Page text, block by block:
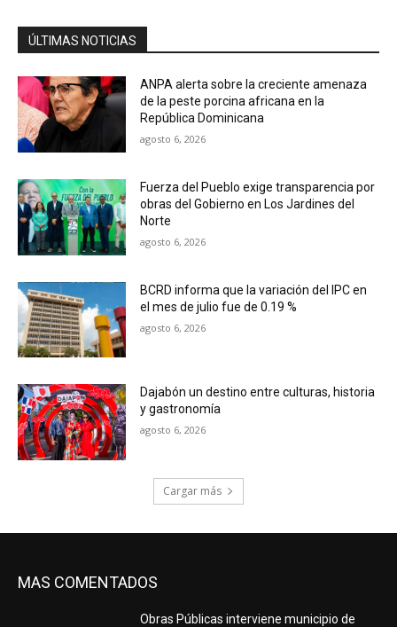
ÚLTIMAS NOTICIAS
ANPA alerta sobre la creciente amenaza
de la peste porcina africana en la
República Dominicana
agosto 6, 2026
Fuerza del Pueblo exige transparencia por
obras del Gobierno en Los Jardines del
Norte
agosto 6, 2026
BCRD informa que la variación del IPC en
el mes de julio fue de 0.19 %
agosto 6, 2026
Dajabón un destino entre culturas, historia
y gastronomía
agosto 6, 2026
Cargar más
MAS COMENTADOS
Obras Públicas interviene municipio de